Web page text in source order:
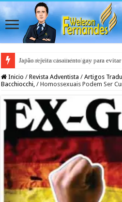
Japão rejeita casamento gay para
Inicio / Revista Adventista / Artigos
Bacchiocchi, / Homossexuais Podem Ser